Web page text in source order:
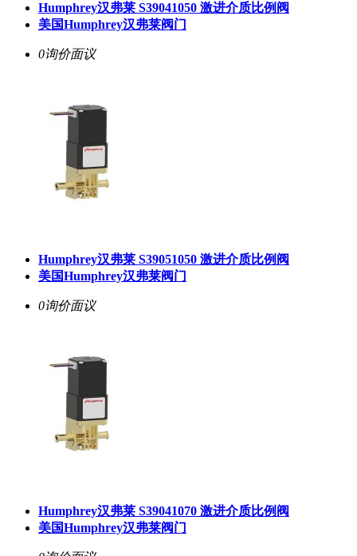
Humphrey汉弗莱 S39041050 激进介质比例阀
美国Humphrey汉弗莱阀门
0询价面议
Humphrey汉弗莱 S39051050 激进介质比例阀
美国Humphrey汉弗莱阀门
0询价面议
Humphrey汉弗莱 S39041070 激进介质比例阀
美国Humphrey汉弗莱阀门